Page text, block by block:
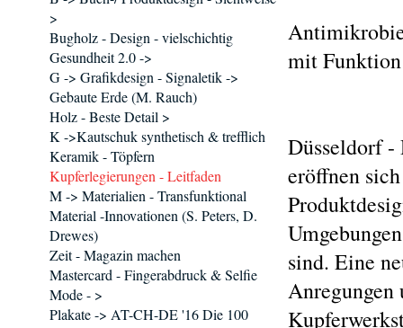
mit
Düsseldorf
eröffnen
sind. Eine
>
Bugholz - Design - vielschichtig
Gesundheit 2.0 ->
G -> Grafikdesign - Signaletik ->
Gebaute Erde (M. Rauch)
Holz - Beste Detail >
K ->Kautschuk synthetisch & trefflich
Keramik - Töpfern
Kupferlegierungen - Leitfaden
M -> Materialien - Transfunktional
Material -Innovationen (S. Peters, D.
Drewes)
Zeit - Magazin machen
Mastercard - Fingerabdruck & Selfie
Mode - >
Plakate -> AT-CH-DE '16 Die 100